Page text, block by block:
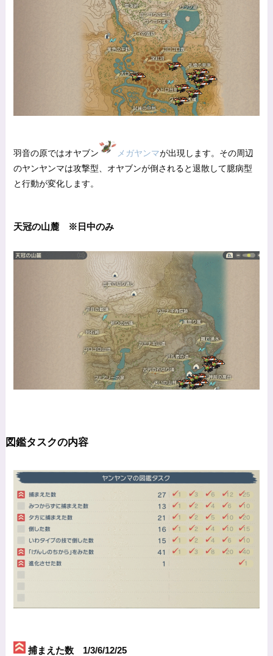
羽音の原ではオヤブン メガヤンマが出現します。その周辺
のヤンヤンマは攻撃型、オヤブンが倒されると退散して臆病型
と行動が変化します。
天冠の山麓 ※日中のみ
図鑑タスクの内容
捕まえた数 1/3/6/12/25